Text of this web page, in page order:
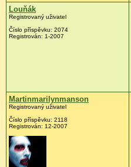
Louňák
Registrovaný uživatel
Číslo příspěvku: 2074
Registrován: 1-2007
Martinmarilynmanson
Registrovaný uživatel
Číslo příspěvku: 2118
Registrován: 12-2007